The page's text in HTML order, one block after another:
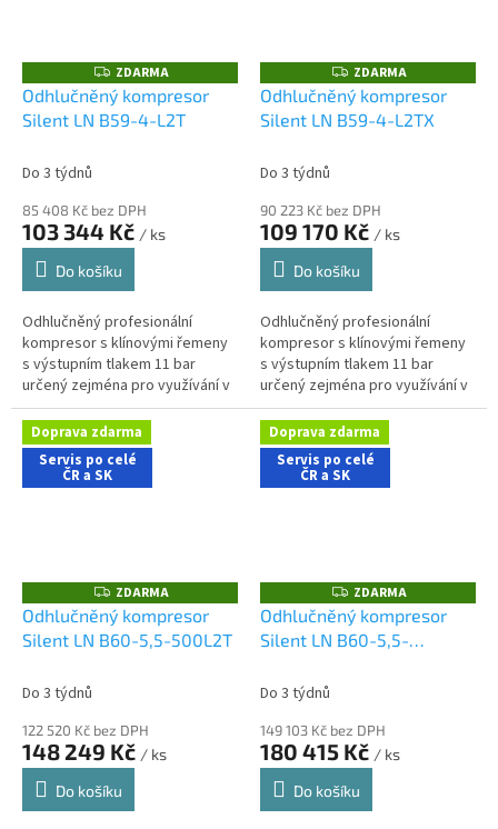
Z
D
A
R
ZDARMA
Odhlučněný kompresor
Silent LN B59-4-L2T
Do 3 týdnů
85 408 Kč bez DPH
103 344 Kč / ks
Do košíku
Odhlučněný profesionální
kompresor s klínovými řemeny
s výstupním tlakem 11 bar
určený zejména pro využívání v
řemeslnických aplikacích s
nároky na nízkou hlučnost
stroje....
Z
D
A
R
ZDARMA
Odhlučněný kompresor
Silent LN B59-4-L2TX
Do 3 týdnů
90 223 Kč bez DPH
109 170 Kč / ks
Do košíku
Odhlučněný profesionální
kompresor s klínovými řemeny
s výstupním tlakem 11 bar
určený zejména pro využívání v
řemeslnických aplikacích s
nároky na nízkou hlučnost
stroje....
Doprava zdarma
Servis po celé
ČR a SK
Z
D
A
R
ZDARMA
Odhlučněný kompresor
Silent LN B60-5,5-500L2T
Do 3 týdnů
122 520 Kč bez DPH
148 249 Kč / ks
Do košíku
Doprava zdarma
Servis po celé
ČR a SK
Z
D
A
R
ZDARMA
Odhlučněný kompresor
Silent LN B60-5,5-
Do 3 týdnů
149 103 Kč bez DPH
180 415 Kč / ks
Do košíku